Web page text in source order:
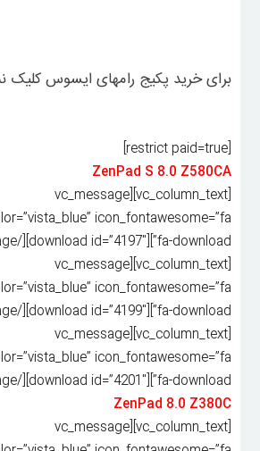
برای خرید پکیج رامهای ایسوس کلیک
[restrict paid=true]
ZenPad S 8.0 Z580CA
[vc_column_text][vc_message
icon_fontawesome=”fa
[vc_column_text][vc_message
icon_fontawesome=”fa
[vc_column_text][vc_message
icon_fontawesome=”fa
fa-download”][download id=”4201″][/vc_message]
ZenPad 8.0 Z380C
[vc_column_text][vc_message